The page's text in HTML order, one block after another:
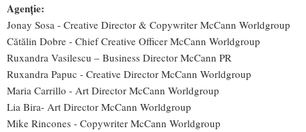
Agenție:
Jonay Sosa - Creative Director & Copywriter McCann Worldgroup
Cătălin Dobre - Chief Creative Officer McCann Worldgroup
Ruxandra Vasilescu – Business Director McCann PR
Ruxandra Papuc - Creative Director McCann Worldgroup
Maria Carrillo - Art Director McCann Worldgroup
Lia Bira- Art Director McCann Worldgroup
Mike Rincones - Copywriter McCann Worldgroup